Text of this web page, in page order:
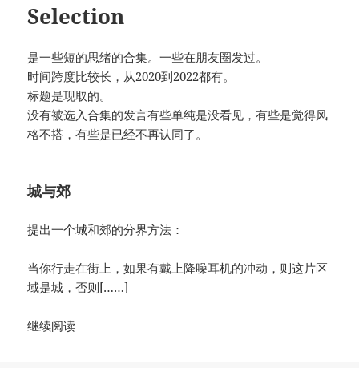
Selection
是一些短的思绪的合集。一些在朋友圈发过。
时间跨度比较长，从2020到2022都有。
标题是现取的。
没有被选入合集的发言有些单纯是没看见，有些是觉得风
格不搭，有些是已经不再认同了。
城与郊
提出一个城和郊的分界方法：
当你行走在街上，如果有戴上降噪耳机的冲动，则这片区
域是城，否则[……]
继续阅读